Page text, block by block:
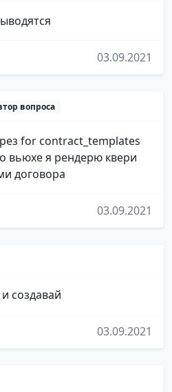
03.09.2021
вопроса
for contract_templates
вьюхе я рендерю квери
договора
03.09.2021
создавай
03.09.2021